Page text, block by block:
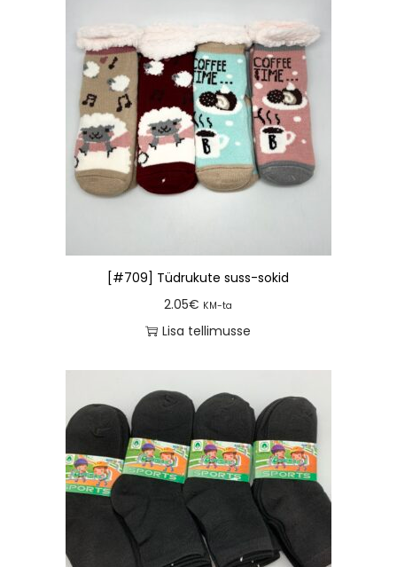
[#709] Tüdrukute suss-sokid
2.05€ KM-ta
Lisa tellimusse